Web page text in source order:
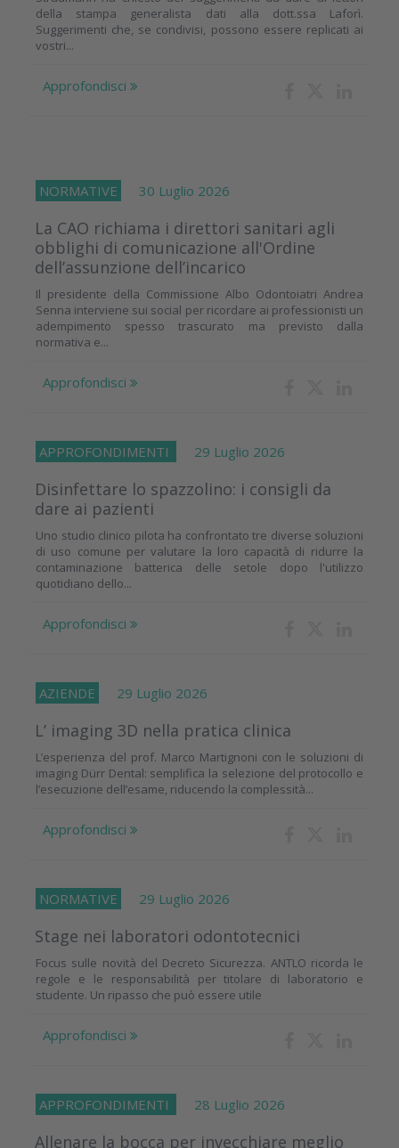
della stampa generalista dati alla dott.ssa Laforì.
Suggerimenti che, se condivisi, possono essere replicati ai
vostri...
Approfondisci
NORMATIVE 30 Luglio 2026
La CAO richiama i direttori sanitari agli
obblighi di comunicazione all'Ordine
dell’assunzione dell’incarico
Il presidente della Commissione Albo Odontoiatri Andrea
Senna interviene sui social per ricordare ai professionisti un
adempimento spesso trascurato ma previsto dalla
normativa e...
Approfondisci
APPROFONDIMENTI 29 Luglio 2026
Disinfettare lo spazzolino: i consigli da
dare ai pazienti
Uno studio clinico pilota ha confrontato tre diverse soluzioni
di uso comune per valutare la loro capacità di ridurre la
contaminazione batterica delle setole dopo l'utilizzo
quotidiano dello...
Approfondisci
AZIENDE 29 Luglio 2026
L’ imaging 3D nella pratica clinica
L’esperienza del prof. Marco Martignoni con le soluzioni di
imaging Dürr Dental: semplifica la selezione del protocollo e
l’esecuzione dell’esame, riducendo la complessità...
Approfondisci
NORMATIVE 29 Luglio 2026
Stage nei laboratori odontotecnici
Focus sulle novità del Decreto Sicurezza. ANTLO ricorda le
regole e le responsabilità per titolare di laboratorio e
studente. Un ripasso che può essere utile
Approfondisci
APPROFONDIMENTI 28 Luglio 2026
Allenare la bocca per invecchiare meglio